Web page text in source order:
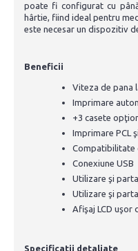
poate fi configurat cu
hârtie, fiind ideal pentru
este necesar un dispozitiv
Beneficii
Viteza de pana
Imprimare
+3 casete
Imprimare PCL
Compatibilitate
Conexiune USB
Utilizare şi
Utilizare şi
Afişaj LCD uşor
Specificatii detaliate